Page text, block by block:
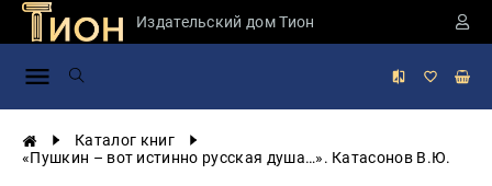
Издательский дом Тион
Каталог книг
«Пушкин – вот истинно русская душа…». Катасонов В.Ю.
Занимательная
России